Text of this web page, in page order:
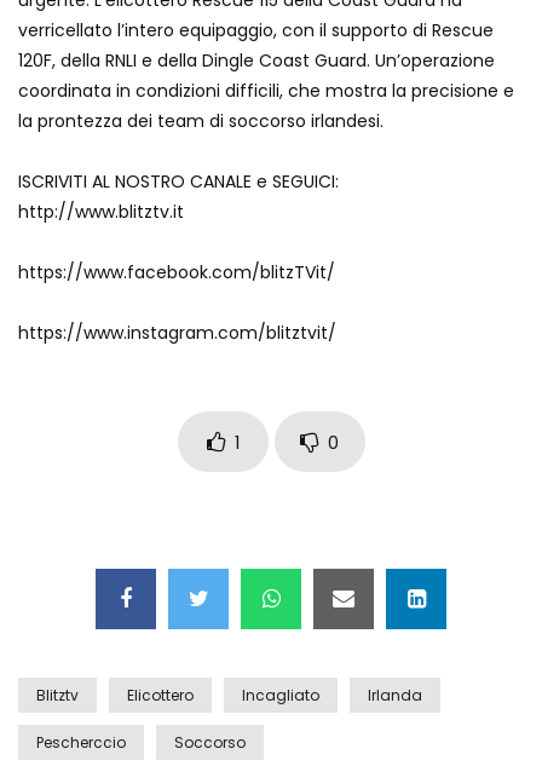
Auto coperta dal letame dopo
incidente
Nei casinò arriva il cambio oro
Esplode cabina elettrica sotterranea
Grattacielo crolla per un incendio
Il gelo estremo crea un vulcano
incredibile
Vulcano di ghiaccio a New York #neve
#snow
verricellato l’intero equipaggio, con il supporto di Rescue
120F, della RNLI e della Dingle Coast Guard. Un’operazione
coordinata in condizioni difficili, che mostra la precisione e
la prontezza dei team di soccorso irlandesi.
ISCRIVITI AL NOSTRO CANALE e SEGUICI:
http://www.blitztv.it
https://www.facebook.com/blitzTVit/
https://www.instagram.com/blitztvit/
1 0
Blitztv Elicottero Incagliato Irlanda
Pescherccio Soccorso